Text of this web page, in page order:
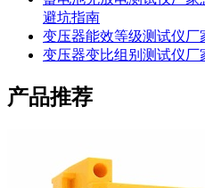
避坑指南
变压器能效等级测试仪厂
变压器变比组别测试仪厂
产品推荐